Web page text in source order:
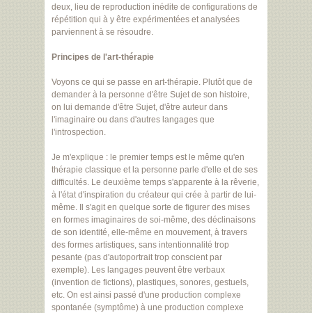
deux, lieu de reproduction inédite de configurations de
répétition qui à y être expérimentées et analysées
parviennent à se résoudre.
Principes de l'art-thérapie
Voyons ce qui se passe en art-thérapie. Plutôt que de
demander à la personne d'être Sujet de son histoire,
on lui demande d'être Sujet, d'être auteur dans
l'imaginaire ou dans d'autres langages que
l'introspection.
Je m'explique : le premier temps est le même qu'en
thérapie classique et la personne parle d'elle et de ses
difficultés. Le deuxième temps s'apparente à la rêverie,
à l'état d'inspiration du créateur qui crée à partir de lui-
même. Il s'agit en quelque sorte de figurer des mises
en formes imaginaires de soi-même, des déclinaisons
de son identité, elle-même en mouvement, à travers
des formes artistiques, sans intentionnalité trop
pesante (pas d'autoportrait trop conscient par
exemple). Les langages peuvent être verbaux
(invention de fictions), plastiques, sonores, gestuels,
etc. On est ainsi passé d'une production complexe
spontanée (symptôme) à une production complexe